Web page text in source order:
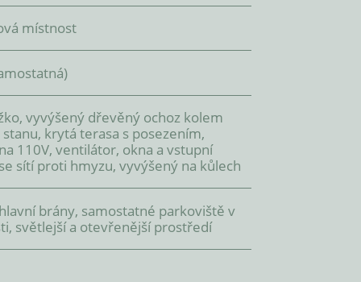
místnost
vyvýšený dřevěný ochoz kolem
krytá terasa s posezením,
110V, ventilátor, okna a vstupní
sítí proti hmyzu, vyvýšený na kůlech
brány, samostatné parkoviště v
světlejší a otevřenější prostředí